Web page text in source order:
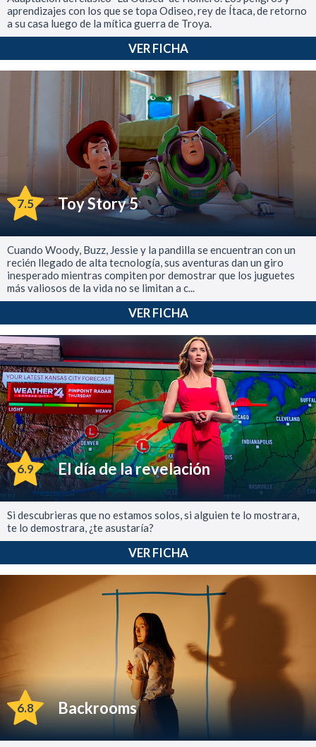
aprendizajes con los que se topa Odiseo, rey de Ítaca, de retorno
a su casa luego de la mítica guerra de Troya.
VER FICHA
7.5 Toy Story 5
Cuando Woody, Buzz, Jessie y la pandilla se encuentran con un
recién llegado de alta tecnología, sus aventuras dan un giro
inesperado mientras compiten por demostrar que los juguetes
más valiosos de la vida no se limitan a c...
VER FICHA
6.9 El día de la revelación
Si descubrieras que no estamos solos, si alguien te lo mostrara,
te lo demostrara, ¿te asustaría?
VER FICHA
6.8 Backrooms